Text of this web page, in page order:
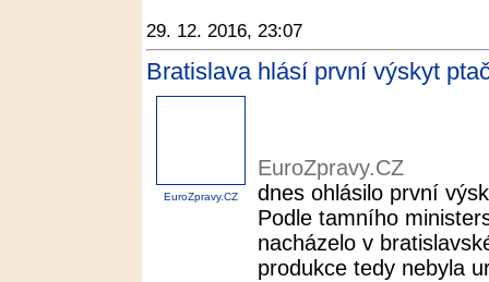
29. 12. 2016, 23:07
Bratislava hlásí první výskyt
EuroZpravy.CZ
EuroZpravy.CZ
dnes ohlásilo první
Podle tamního
nacházelo v
produkce tedy nebyla